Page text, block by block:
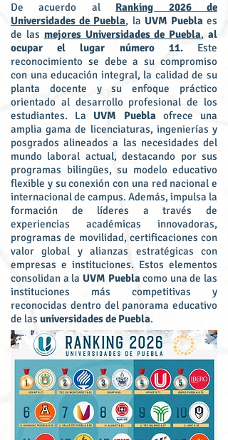
De acuerdo al Ranking 2026 de
Universidades de Puebla, la UVM Puebla es
de las mejores Universidades de Puebla,al
ocupar el lugar número 11. Este
reconocimiento se debe a su compromiso
con una educación integral, la calidad de su
planta docente y su enfoque práctico
orientado al desarrollo profesional de los
estudiantes. La UVM Puebla ofrece una
amplia gama de licenciaturas, ingenierías y
posgrados alineados a las necesidades del
mundo laboral actual, destacando por sus
programas bilingües, su modelo educativo
flexible y su conexión con una red nacional e
internacional de campus. Además, impulsa la
formación de líderes a través de
experiencias académicas innovadoras,
programas de movilidad, certificaciones con
valor global y alianzas estratégicas con
empresas e instituciones. Estos elementos
consolidan a la UVM Puebla como una de las
instituciones más competitivas y
reconocidas dentro del panorama educativo
de las universidades de Puebla.